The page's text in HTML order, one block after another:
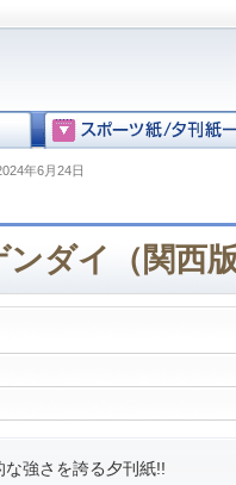
年6月24日
ンダイ（関西
な強さを誇る夕刊紙!!